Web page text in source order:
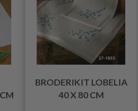
BRODERIKIT LOBELIA
40 X 80 CM